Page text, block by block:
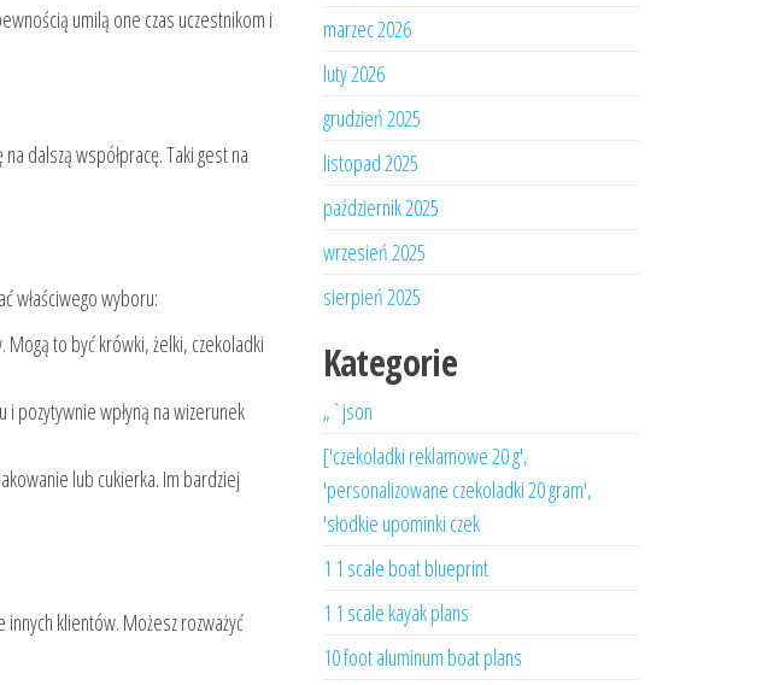
umilą one czas uczestnikom i
dalszą współpracę. Taki gest na
właściwego wyboru:
to być krówki, żelki, czekoladki
pozytywnie wpłyną na wizerunek
lub cukierka. Im bardziej
klientów. Możesz rozważyć
marzec 2026
luty 2026
grudzień 2025
listopad 2025
październik 2025
wrzesień 2025
sierpień 2025
Kategorie
„`json
['czekoladki reklamowe 20 g',
'personalizowane czekoladki 20 gram',
'słodkie upominki czek
1 1 scale boat blueprint
1 1 scale kayak plans
10 foot aluminum boat plans